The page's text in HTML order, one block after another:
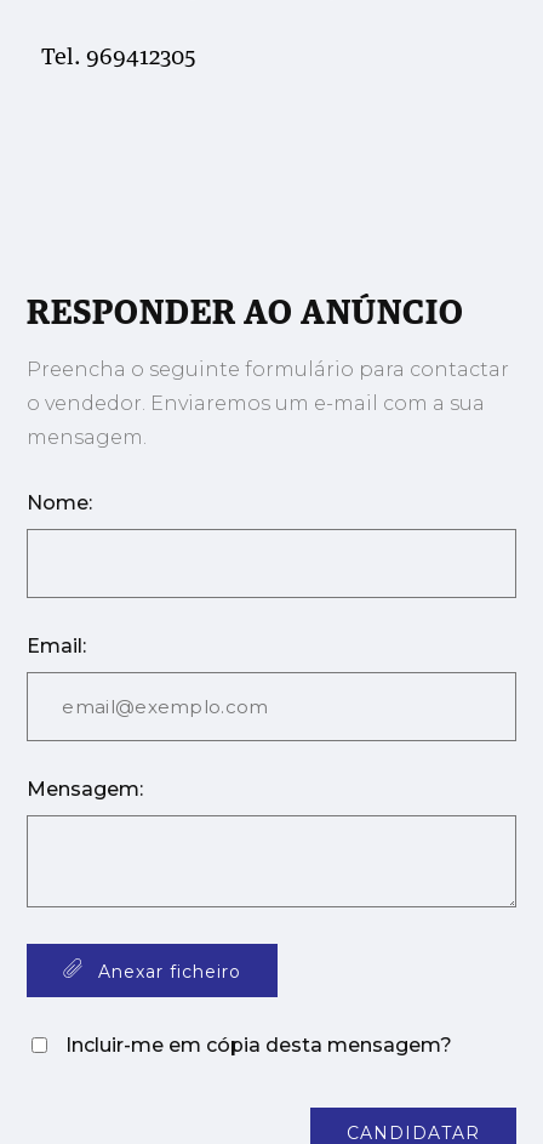
Tel. 969412305
RESPONDER AO ANÚNCIO
Preencha o seguinte formulário para contactar
o vendedor. Enviaremos um e-mail com a sua
mensagem.
Nome:
Email:
Mensagem:
Anexar ficheiro
Incluir-me em cópia desta mensagem?
CANDIDATAR